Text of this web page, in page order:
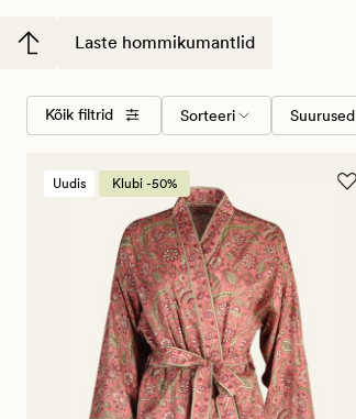
Laste hommikumantlid
Kõik filtrid
Valige
sorteerimise
Sorteeri Suurused
Suurused
Uudis Klubi -50%